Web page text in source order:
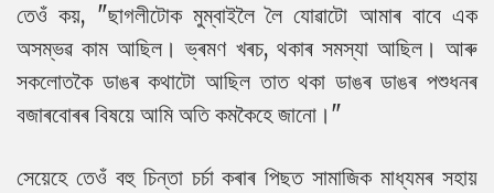
তেওঁ কয়, "ছাগলীটোক মুম্বাইলৈ লৈ যোৱাটো আমাৰ বাবে এক
অসম্ভৱ কাম আছিল। ভ্ৰমণ খৰচ, থকাৰ সমস্যা আছিল। আৰু
সকলোতকৈ ডাঙৰ কথাটো আছিল তাত থকা ডাঙৰ ডাঙৰ পশুধনৰ
বজাৰবোৰৰ বিষয়ে আমি অতি কমকৈহে জানো।"
সেয়েহে তেওঁ বহু চিন্তা চৰ্চা কৰাৰ পিছত সামাজিক মাধ্যমৰ সহায়